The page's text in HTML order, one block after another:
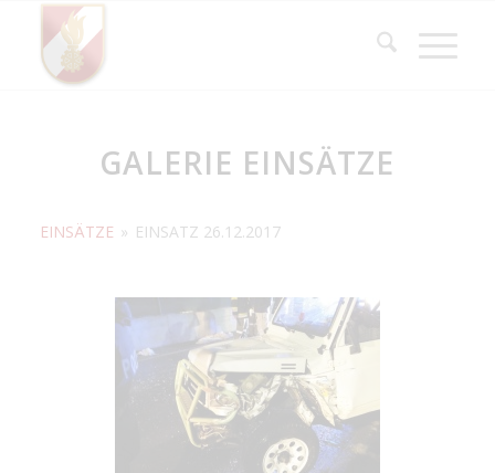
GALERIE EINSÄTZE
EINSÄTZE » EINSATZ 26.12.2017